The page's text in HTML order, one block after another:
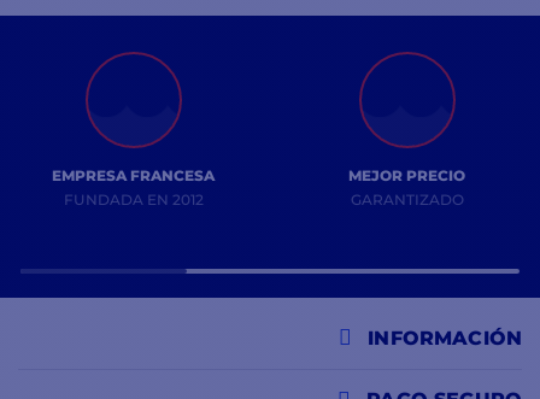
EMPRESA FRANCESA
FUNDADA EN 2012
MEJOR PRECIO
GARANTIZADO
INFORMACIÓN